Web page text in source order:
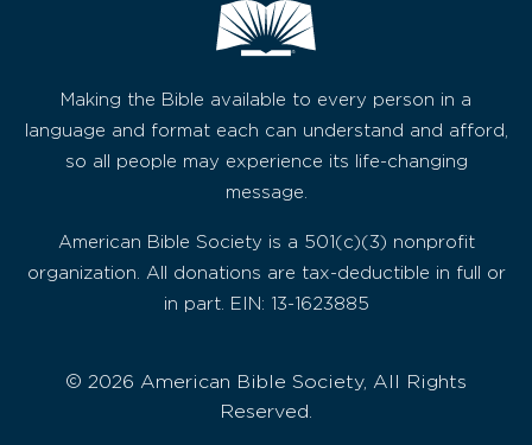
Making the Bible available to every person in a
language and format each can understand and afford,
so all people may experience its life-changing
message.
American Bible Society is a 501(c)(3) nonprofit
organization. All donations are tax-deductible in full or
in part. EIN: 13-1623885
© 2026 American Bible Society, All Rights
Reserved.